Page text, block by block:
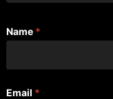
Name *
Email *